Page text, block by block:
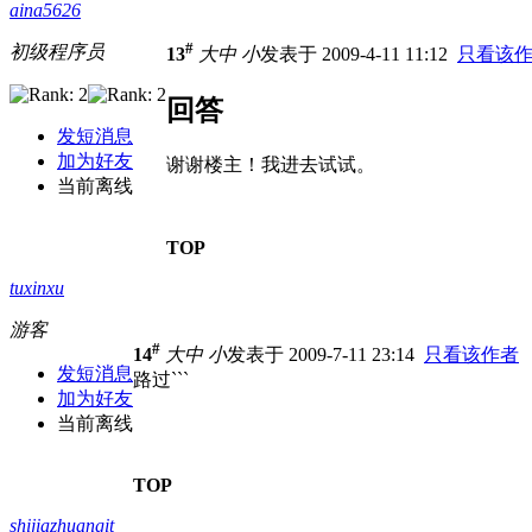
aina5626
初级程序员
发短消息
加为好友
当前离线
13# 大中 小发表于 2009-4-11 11:12 只看该
回答
谢谢楼主！我进去试试。
TOP
tuxinxu
游客
发短消息
加为好友
当前离线
14# 大中 小发表于 2009-7-11 23:14 只看该作者
路过```
TOP
shijiazhuangit